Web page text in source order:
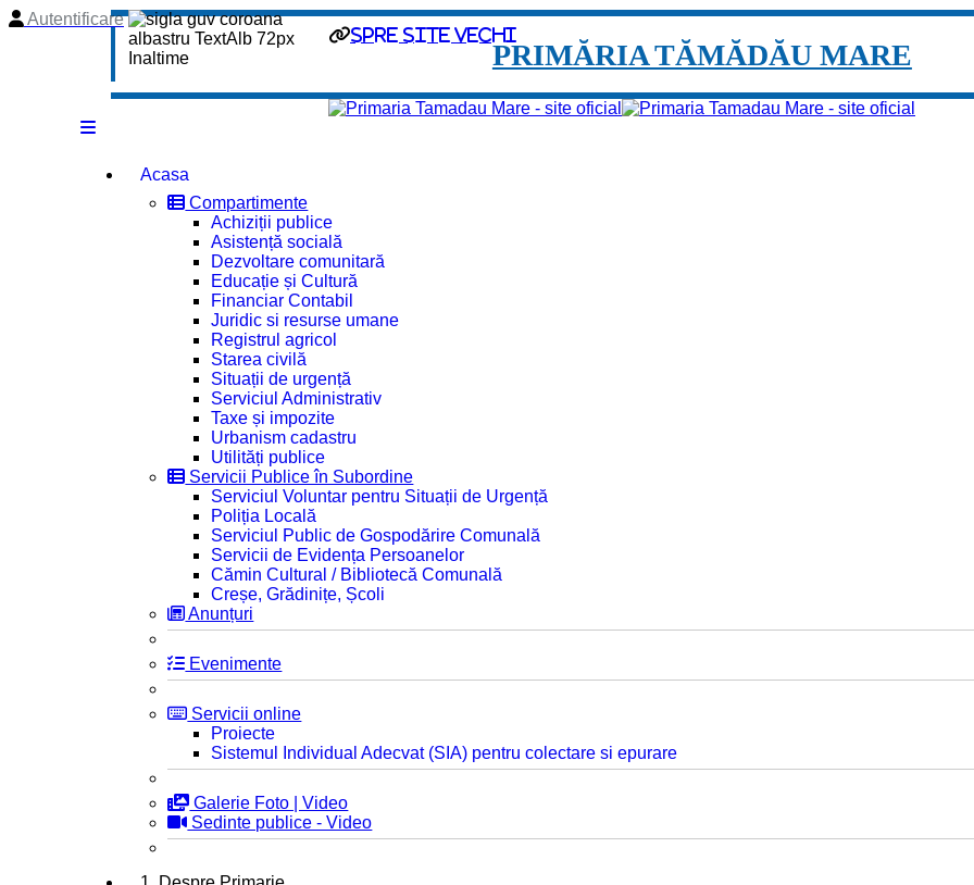
spre site vechi
Autentificare
PRIMĂRIA TĂMĂDĂU MARE
Acasa
Compartimente
Achiziții publice
Asistență socială
Dezvoltare comunitară
Educație și Cultură
Financiar Contabil
Juridic si resurse umane
Registrul agricol
Starea civilă
Situații de urgență
Serviciul Administrativ
Taxe și impozite
Urbanism cadastru
Utilități publice
Servicii Publice în Subordine
Serviciul Voluntar pentru Situații de Urgență
Poliția Locală
Serviciul Public de Gospodărire Comunală
Servicii de Evidența Persoanelor
Cămin Cultural / Bibliotecă Comunală
Creșe, Grădinițe, Școli
Anunțuri
Evenimente
Servicii online
Proiecte
Sistemul Individual Adecvat (SIA) pentru colectare si epurare
Galerie Foto | Video
Sedinte publice - Video